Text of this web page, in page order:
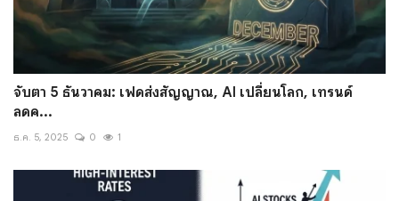
จับตา 5 ธันวาคม: เฟดส่งสัญญาณ, AI เปลี่ยนโลก, เทรนด์
ลดค...
ธ.ค. 5, 2025 0 1